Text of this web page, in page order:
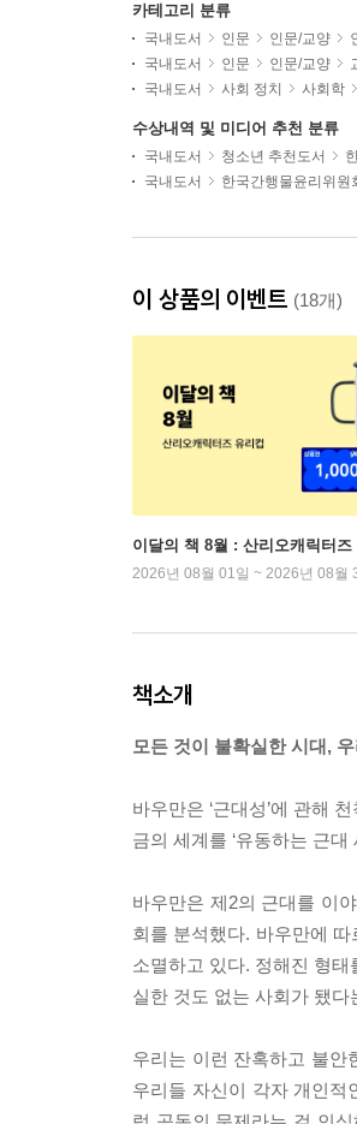
카테고리 분류
국내도서 인문 인문/교양
국내도서
인문 인문/교양
국내도서
사회 정치 사회학
수상내역 및 미디어 추천 분류
국내도서 청소년 추천도서
국내도서
한국간행물윤리위원
이 상품의 이벤트 (18개)
이달의 책 8월 : 산리오캐릭터즈
2026년 08월 01일 ~ 2026년 08월
책소개
모든 것이 불확실한 시대,
바우만은 ‘근대성’에 관해
금의 세계를 ‘유동하는 근대
바우만은 제2의 근대를 이
회를 분석했다. 바우만에
소멸하고 있다. 정해진 형
실한 것도 없는 사회가 됐다
우리는 이런 잔혹하고 불안
우리들 자신이 각자 개인적